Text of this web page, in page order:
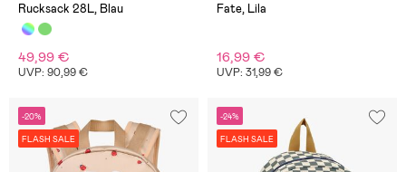
Rucksack 28L, Blau
49,99 €
UVP: 90,99 €
Fate, Lila
16,99 €
UVP: 31,99 €
-20%
FLASH SALE
-24%
FLASH SALE